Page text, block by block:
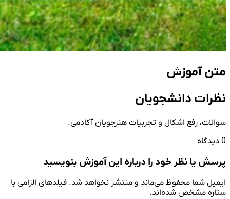
متن آموزش
نظرات دانشجویان
سوالات، رفع اشکال و تجربیات هنرجویان آکادمی.
پرسش یا نظر خود را درباره این آموزش بنویسید
ایمیل شما محفوظ می‌ماند و منتشر نخواهد شد. فیلدهای الزامی با
ستاره مشخص شده‌اند.